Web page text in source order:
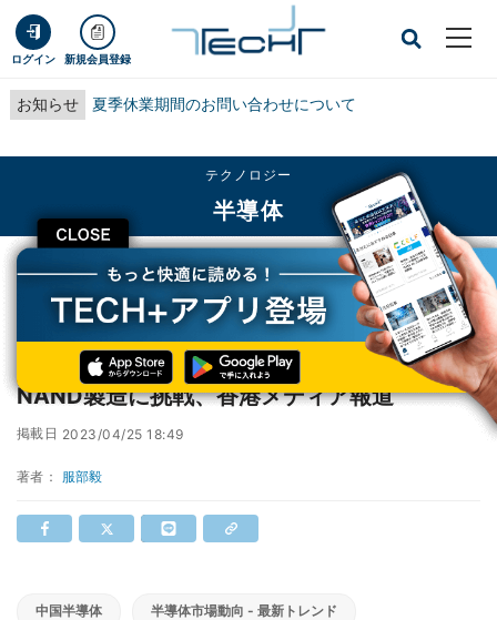
ログイン 新規会員登録
お知らせ 夏季休業期間のお問い合わせについて
CLOSE
テクノロジー
半導体
TECH+ テクノロジー
半導体
YMTCが中国製半導体製造装置での先端NAND製造に挑戦、香港メディア報道
YMTCが中国製半導体製造装置での先端
NAND製造に挑戦、香港メディア報道
掲載日 2023/04/25 18:49
著者： 服部毅
中国半導体 半導体市場動向 - 最新トレンド